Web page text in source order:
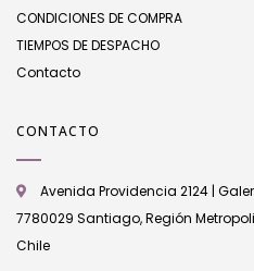
CONDICIONES DE COMPRA
TIEMPOS DE DESPACHO
Contacto
CONTACTO
Avenida Providencia 2124 |
7780029 Santiago, Región
Chile